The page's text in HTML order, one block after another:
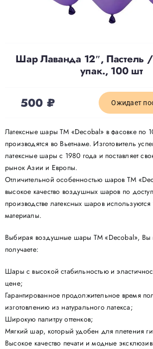
Политика
Шар Лаванда 12″, Пастель /
упак., 100 шт
500₽ Ожидает
Латексные шары ТМ «Decobal» в фасовке по
производятся во Вьетнаме. Изготовитель
латексные шары с 1980 года и поставляет
рынок Азии и Европы.
Отличительной особенностью шаров ТМ
высокое качество воздушных шаров по
производстве латексных шаров
материалы.
Выбирая воздушные шары ТМ «Decobal», Вы
получаете:
Шары с высокой стабильностью и
цене;
Гарантированное продолжительное время
изготовлению из натурального латекса;
Широкую палитру оттенков;
Мягкий шар, который удобен для плетения
Высокое качество печати и модные